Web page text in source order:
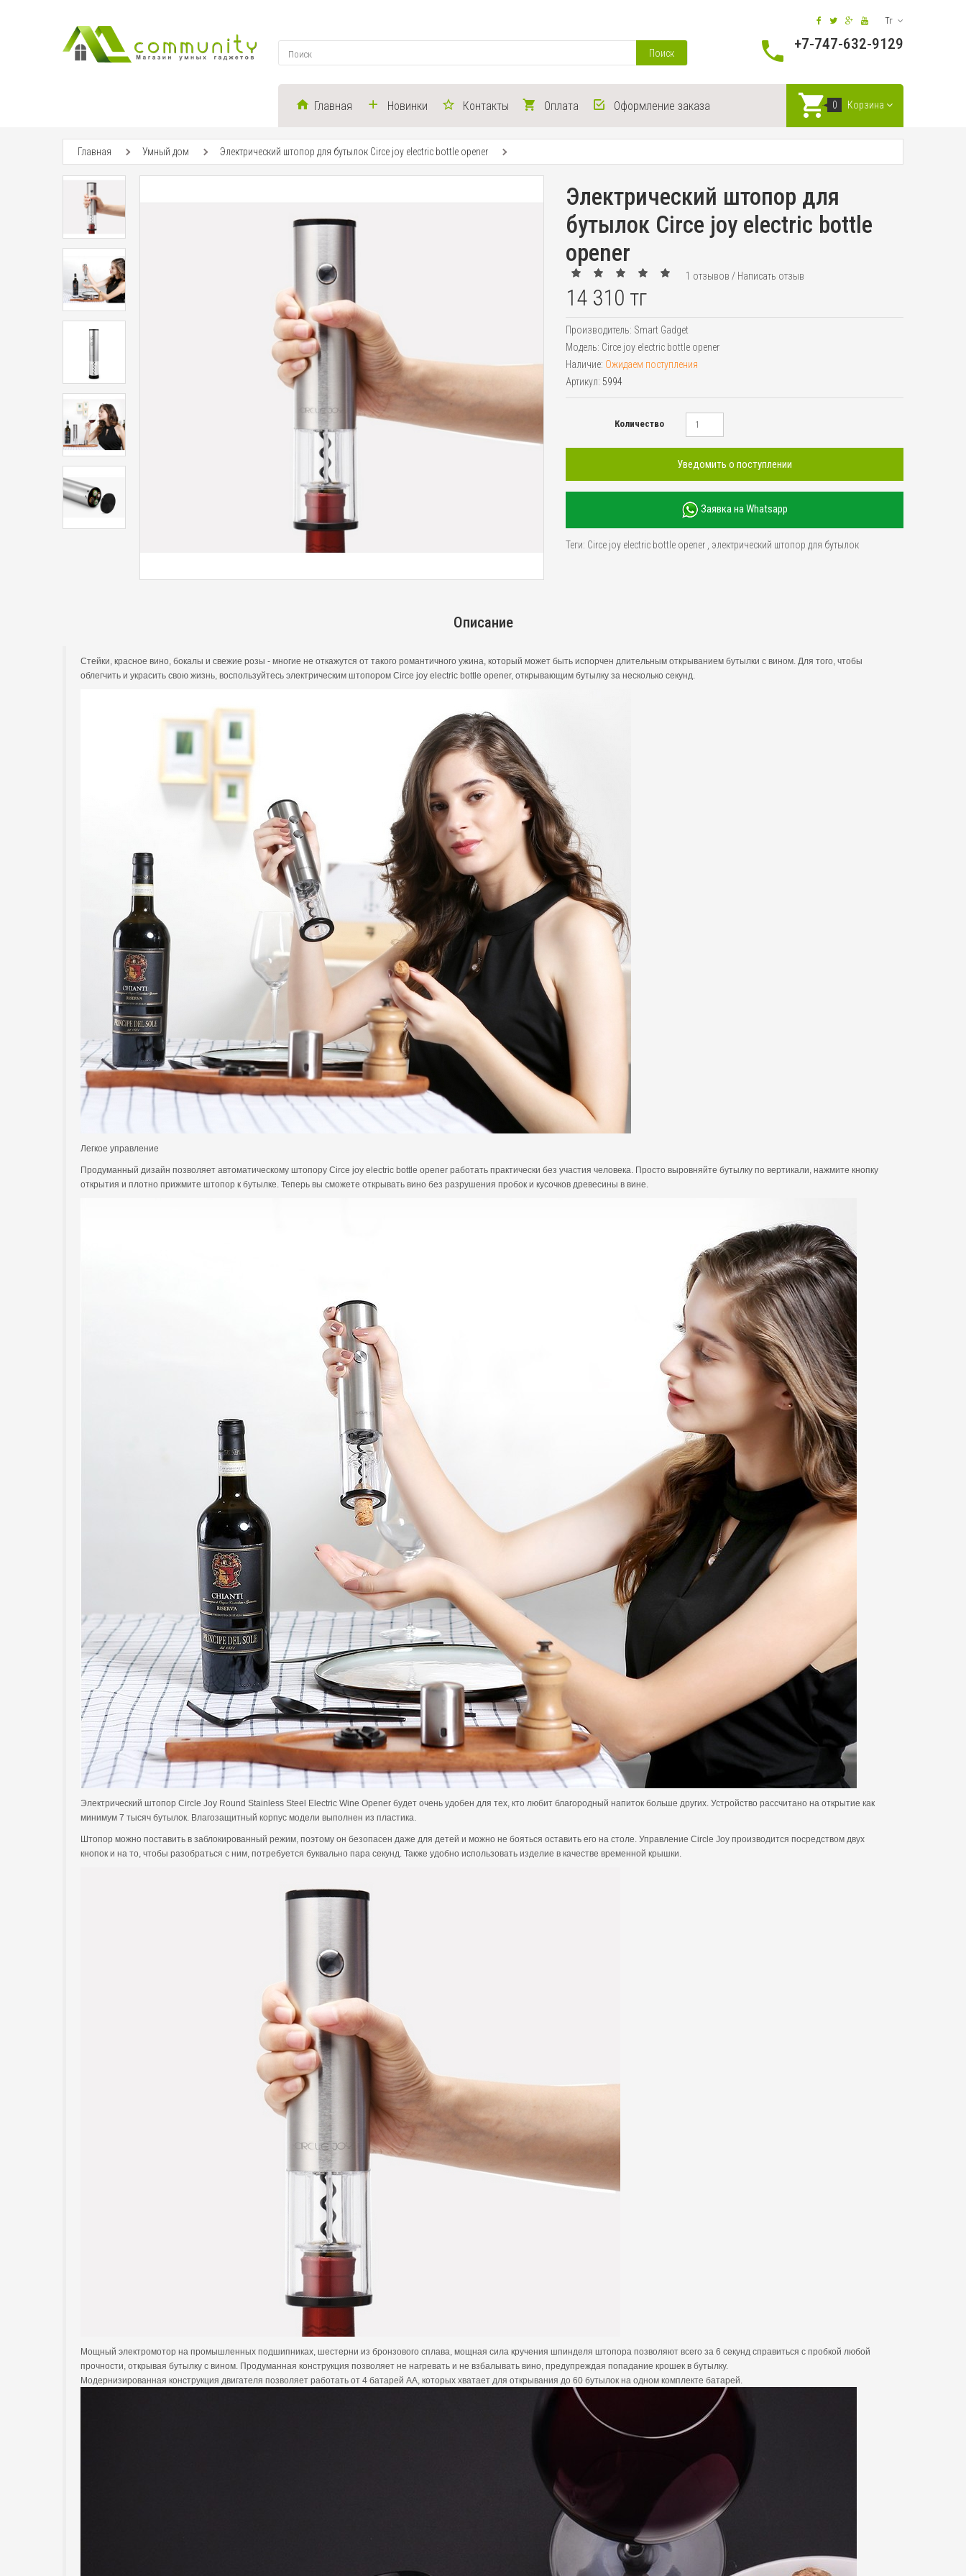
Тг
Поиск
+7-747-632-9129
Главная Новинки Контакты Оплата Оформление заказа 0 Корзина
Главная Умный дом Электрический штопор для бутылок Circe joy electric bottle opener
Электрический штопор для
бутылок Circe joy electric bottle
opener
1 отзывов / Написать отзыв
14 310 тг
Производитель: Smart Gadget
Модель: Circe joy electric bottle opener
Наличие: Ожидаем поступления
Артикул: 5994
Количество
Уведомить о поступлении
Заявка на Whatsapp
Теги: Circe joy electric bottle opener электрический штопор для бутылок
Описание
Стейки, красное вино, бокалы и свежие розы - многие не откажутся от такого романтичного ужина, который может быть испорчен длительным открыванием бутылки с вином. Для того, чтобы
облегчить и украсить свою жизнь, воспользуйтесь электрическим штопором Circe joy electric bottle opener, открывающим бутылку за несколько секунд.
Легкое управление
Продуманный дизайн позволяет автоматическому штопору Circe joy electric bottle opener работать практически без участия человека. Просто выровняйте бутылку по вертикали, нажмите кнопку
открытия и плотно прижмите штопор к бутылке. Теперь вы сможете открывать вино без разрушения пробок и кусочков древесины в вине.
Электрический штопор Circle Joy Round Stainless Steel Electric Wine Opener будет очень удобен для тех, кто любит благородный напиток больше других. Устройство рассчитано на открытие как
минимум 7 тысяч бутылок. Влагозащитный корпус модели выполнен из пластика.
Штопор можно поставить в заблокированный режим, поэтому он безопасен даже для детей и можно не бояться оставить его на столе. Управление Circle Joy производится посредством двух
кнопок и на то, чтобы разобраться с ним, потребуется буквально пара секунд. Также удобно использовать изделие в качестве временной крышки.
Мощный электромотор на промышленных подшипниках, шестерни из бронзового сплава, мощная сила кручения шпинделя штопора позволяют всего за 6 секунд справиться с пробкой любой
прочности, открывая бутылку с вином. Продуманная конструкция позволяет не нагревать и не взбалывать вино, предупреждая попадание крошек в бутылку.
Модернизированная конструкция двигателя позволяет работать от 4 батарей АА, которых хватает для открывания до 60 бутылок на одном комплекте батарей.